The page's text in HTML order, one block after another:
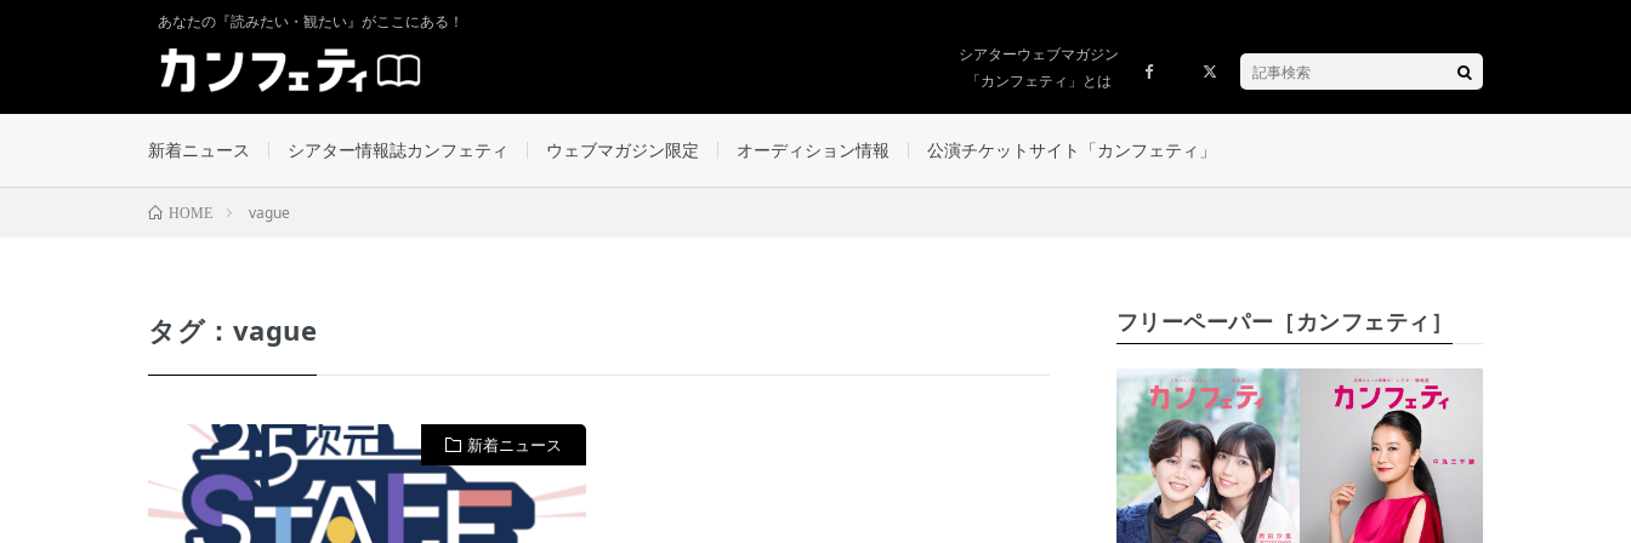
あなたの『読みたい・観たい』がここにある！
シアターウェブマガジン
「カンフェティ」とは
新着ニュース シアター情報誌カンフェティ ウェブマガジン限定 オーディション情報 公演チケットサイト「カンフェティ」
HOME vague
タグ：vague
新着ニュース
フリーペーパー［カンフェティ］